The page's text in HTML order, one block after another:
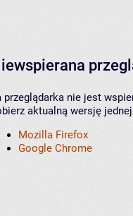
przeglądarka nie jest
aktualną wersję
Mozilla Firefox
Google Chrome